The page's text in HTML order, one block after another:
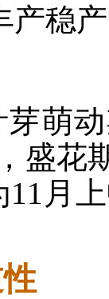
产稳
萌
盛花
月